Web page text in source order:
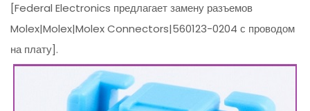
[Federal Electronics предлагает замену разъемов
Molex|Molex|Molex Connectors|560123-0204 с проводом
на плату].